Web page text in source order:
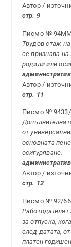
Автор /
стр. 9
Писмо № 94ММ/
Трудов стаж
се признава
родили или
Автор /
стр. 11
Писмо № 9433/
от
основната
осигуряване.
Автор /
стр. 12
Писмо № 92/
за отпуска,
след датата,
платен